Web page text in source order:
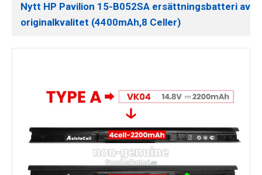
Nytt HP Pavilion 15-B052SA ersättningsbatteri av
originalkvalitet (4400mAh,8 Celler)